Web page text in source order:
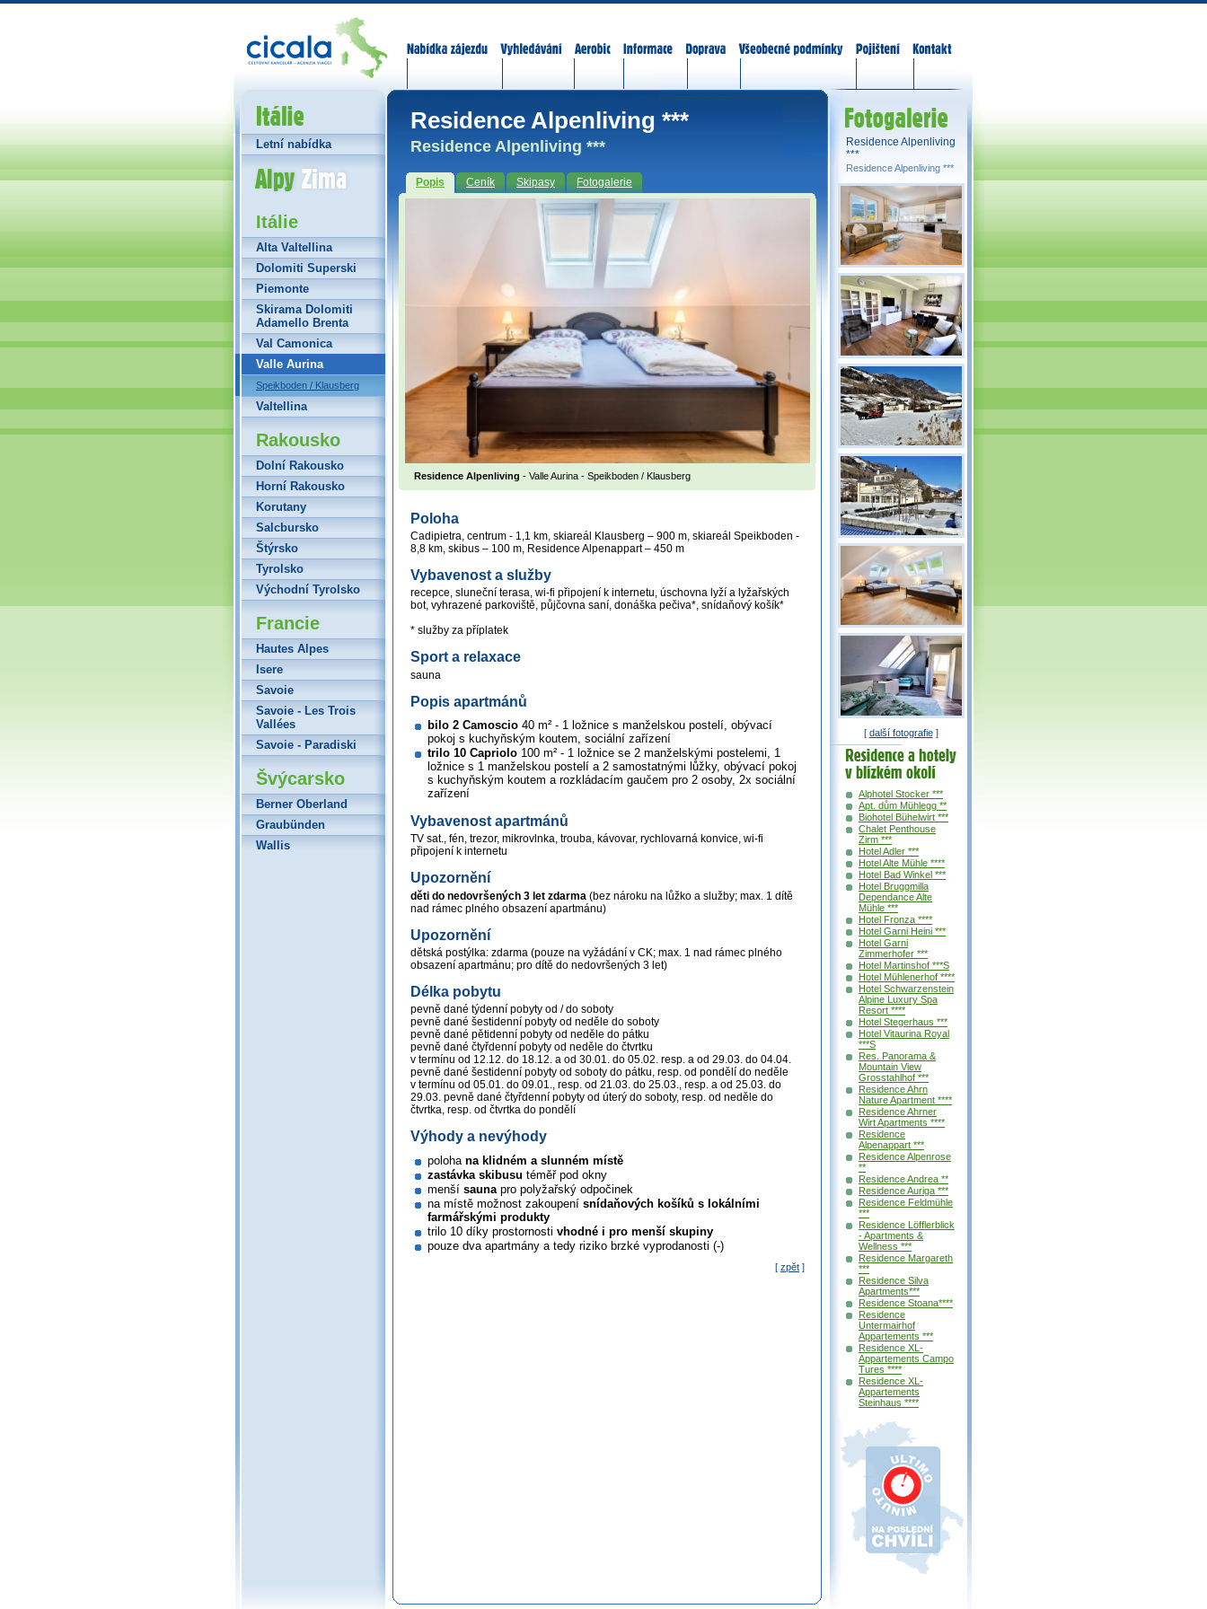
Residence Alpenliving ***
Residence Alpenliving ***
Popis Ceník Skipasy Fotogalerie
Residence Alpenliving - Valle Aurina - Speikboden / Klausberg
Poloha
Cadipietra, centrum - 1,1 km, skiareál Klausberg – 900 m, skiareál Speikboden -
8,8 km, skibus – 100 m, Residence Alpenappart – 450 m
Vybavenost a služby
recepce, sluneční terasa, wi-fi připojení k internetu, úschovna lyží a lyžařských
bot, vyhrazené parkoviště, půjčovna saní, donáška pečiva*, snídaňový košík*
* služby za příplatek
Sport a relaxace
sauna
Popis apartmánů
bilo 2 Camoscio 40 m² - 1 ložnice s manželskou postelí, obývací
pokoj s kuchyňským koutem, sociální zařízení
trilo 10 Capriolo 100 m² - 1 ložnice se 2 manželskými postelemi, 1
ložnice s 1 manželskou postelí a 2 samostatnými lůžky, obývací pokoj
s kuchyňským koutem a rozkládacím gaučem pro 2 osoby, 2x sociální
zařízení
Vybavenost apartmánů
TV sat., fén, trezor, mikrovlnka, trouba, kávovar, rychlovarná konvice, wi-fi
připojení k internetu
Upozornění
děti do nedovršených 3 let zdarma (bez nároku na lůžko a služby; max. 1 dítě
nad rámec plného obsazení apartmánu)
Upozornění
dětská postýlka: zdarma (pouze na vyžádání v CK; max. 1 nad rámec plného
obsazení apartmánu; pro dítě do nedovršených 3 let)
Délka pobytu
pevně dané týdenní pobyty od / do soboty
pevně dané šestidenní pobyty od neděle do soboty
pevně dané pětidenní pobyty od neděle do pátku
pevně dané čtyřdenní pobyty od neděle do čtvrtku
v termínu od 12.12. do 18.12. a od 30.01. do 05.02. resp. a od 29.03. do 04.04.
pevně dané šestidenní pobyty od soboty do pátku, resp. od pondělí do neděle
v termínu od 05.01. do 09.01., resp. od 21.03. do 25.03., resp. a od 25.03. do
29.03. pevně dané čtyřdenní pobyty od úterý do soboty, resp. od neděle do
čtvrtka, resp. od čtvrtka do pondělí
Výhody a nevýhody
poloha na klidném a slunném místě
zastávka skibusu téměř pod okny
menší sauna pro polyžařský odpočinek
na místě možnost zakoupení snídaňových košíků s lokálními
farmářskými produkty
trilo 10 díky prostornosti vhodné i pro menší skupiny
pouze dva apartmány a tedy riziko brzké vyprodanosti (-)
[ zpět ]
Itálie
Letní nabídka
Alpy Zima
Itálie
Alta Valtellina
Dolomiti Superski
Piemonte
Skirama Dolomiti
Adamello Brenta
Val Camonica
Valle Aurina
Speikboden / Klausberg
Valtellina
Rakousko
Dolní Rakousko
Horní Rakousko
Korutany
Salcbursko
Štýrsko
Tyrolsko
Východní Tyrolsko
Francie
Hautes Alpes
Isere
Savoie
Savoie - Les Trois
Vallées
Savoie - Paradiski
Švýcarsko
Berner Oberland
Graubünden
Wallis
Residence Alpenliving
***
Residence Alpenliving ***
[ další fotografie]
Residence a
hotely v okolí
Alphotel Stocker ***
Apt. dům Mühlegg **
Biohotel Bühelwirt ***
Chalet Penthouse
Zirm ***
Hotel Adler ***
Hotel Alte Mühle ****
Hotel Bad Winkel ***
Hotel Bruggmilla
Dependance Alte
Mühle ***
Hotel Fronza ****
Hotel Garni Heini ***
Hotel Garni
Zimmerhofer ***
Hotel Martinshof ***S
Hotel Mühlenerhof ****
Hotel Schwarzenstein
Alpine Luxury Spa
Resort ****
Hotel Stegerhaus ***
Hotel Vitaurina Royal
***S
Res. Panorama &
Mountain View
Grosstahlhof ***
Residence Ahrn
Nature Apartment ****
Residence Ahrner
Wirt Apartments ****
Residence
Alpenappart ***
Residence Alpenrose
**
Residence Andrea **
Residence Auriga ***
Residence Feldmühle
***
Residence Löfflerblick
- Apartments &
Wellness ***
Residence Margareth
***
Residence Silva
Apartments***
Residence Stoana****
Residence
Untermairhof
Appartements ***
Residence XL-
Appartements Campo
Tures ****
Residence XL-
Appartements
Steinhaus ****